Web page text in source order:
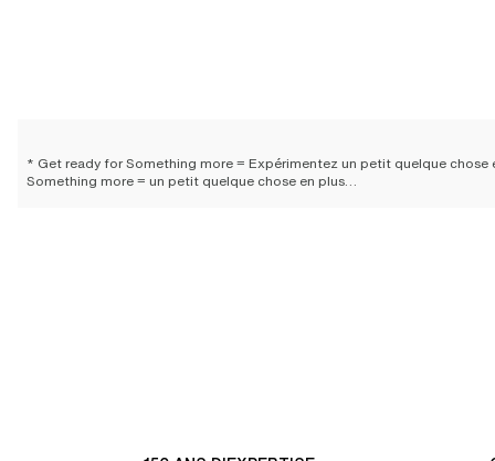
* Get ready for Something more = Expérimentez un petit quelque chose
Something more = un petit quelque chose en plus